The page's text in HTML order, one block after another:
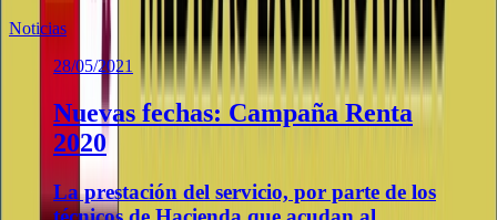
Noticias
28/05/2021
Nuevas fechas: Campaña Renta
2020
La prestación del servicio, por parte de los